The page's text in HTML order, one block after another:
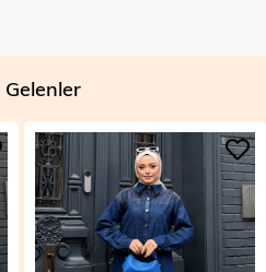
Gelenler